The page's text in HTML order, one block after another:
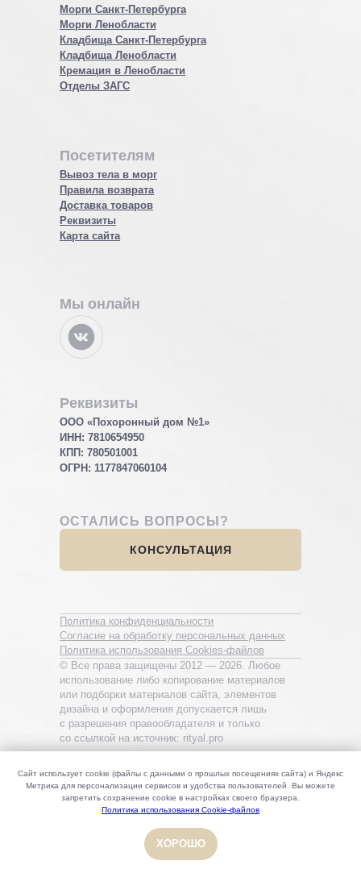
Сайт использует cookie (файлы с данными о прошлых посещениях сайта) и Яндекс
Метрика для персонализации сервисов и удобства пользователей. Вы можете
запретить сохранение cookie в настройках своего браузера.
Политика использования Cookie-файлов
ХОРОШО
Посетителям
Вывоз тела в морг
Правила возврата
Доставка товаров
Реквизиты
Карта сайта
Морги Санкт-Петербурга
Морги Ленобласти
Кладбища Санкт-Петербурга
Кладбища Ленобласти
Кремация в Ленобласти
Отделы ЗАГС
Мы онлайн
ОСТАЛИСЬ ВОПРОСЫ?
КОНСУЛЬТАЦИЯ
Политика конфиденциальности
Согласие на обработку персональных данных
Политика использования Cookies-файлов
© Все права защищены 2012 — 2026. Любое
использование либо копирование материалов
или подборки материалов сайта, элементов
дизайна и оформления допускается лишь
с разрешения правообладателя и только
со ссылкой на источник: rityal.pro
Реквизиты
ООО «Похоронный дом №1»
ИНН: 7810654950
КПП: 780501001
ОГРН: 1177847060104